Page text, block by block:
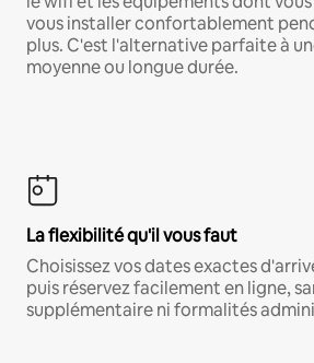
vous installer confortablement
plus. C'est l'alternative parfaite à
moyenne ou longue durée.
La flexibilité qu'il vous faut
Choisissez vos dates exactes
puis réservez facilement en ligne,
supplémentaire ni formalités